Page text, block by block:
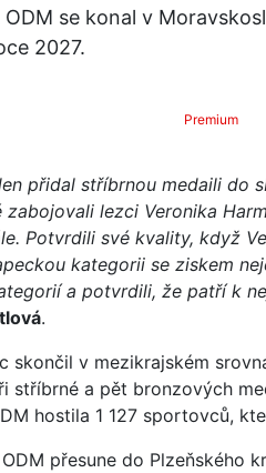
se konal v
2027.
Premium
přidal stříbrnou medaili do
zabojovali lezci Veronika
Potvrdili své kvality, když
kategorii se ziskem
a potvrdili, že patří k
.
skončil v mezikrajském
stříbrné a pět bronzových
hostila 1 127 sportovců,
přesune do Plzeňského